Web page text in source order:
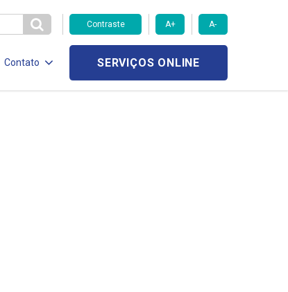
Contraste A+ A-
Contato SERVIÇOS ONLINE